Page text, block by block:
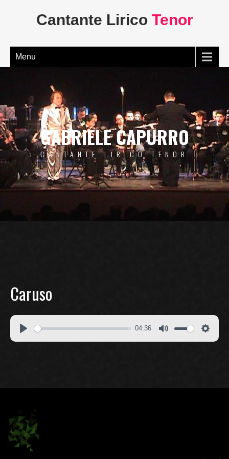
Cantante Lirico Tenor
.
Menu
GABRIELE CAPURRO
CANTANTE LIRICO TENOR
Caruso
04:36